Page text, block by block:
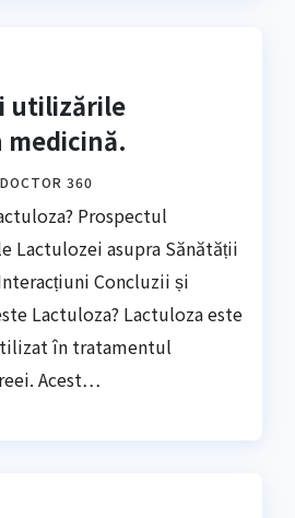
utilizările
DOCTOR 360
Prospectul
Lactulozei asupra Sănătății
Concluzii și
Lactuloza? Lactuloza este
în tratamentul
Acest…